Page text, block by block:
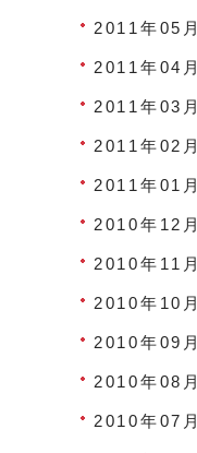
2011年05月
2011年04月
2011年03月
2011年02月
2011年01月
2010年12月
2010年11月
2010年10月
2010年09月
2010年08月
2010年07月